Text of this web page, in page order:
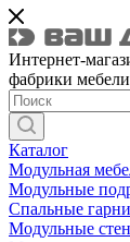
Интернет-
фабрики мебели
Каталог
Модульная
Модульные
Спальные
Модульные